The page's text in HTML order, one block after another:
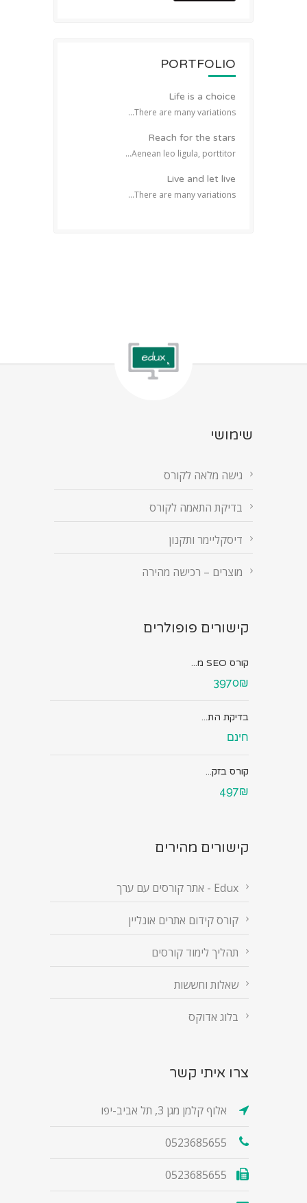
PORTFOLIO
Life is a choice
There are many variations...
Reach for the stars
Aenean leo ligula, porttitor...
Live and let live
There are many variations...
שימושי
גישה מלאה לקורס
בדיקת התאמה לקורס
דיסקליימר ותקנון
מוצרים – רכישה מהירה
קישורים פופולרים
קורס SEO מ...
3970₪
בדיקת הת...
חינם
קורס בזק...
497₪
קישורים מהירים
Edux - אתר קורסים עם ערך
קורס קידום אתרים אונליין
תהליך לימוד קורסים
שאלות וחששות
בלוג אדוקס
צרו איתי קשר
אלוף קלמן מגן 3, תל אביב-יפו
0523685655
0523685655